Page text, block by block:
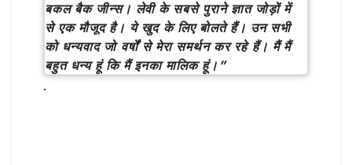
बकल बैक जीन्स। लेवी के सबसे पुराने ज्ञात जोड़ों में
से एक मौजूद है। ये खुद के लिए बोलते हैं। उन सभी
को धन्यवाद जो वर्षों से मेरा समर्थन कर रहे हैं। मैं मैं
बहुत धन्य हूं कि मैं इनका मालिक हूं।”
.